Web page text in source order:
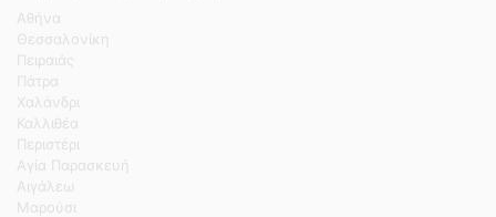
Αθήνα
Θεσσαλονίκη
Πειραιάς
Πάτρα
Χαλάνδρι
Καλλιθέα
Περιστέρι
Αγία Παρασκευή
Αιγάλεω
Μαρούσι